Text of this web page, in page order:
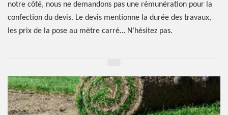
notre côté, nous ne demandons pas une rémunération pour la
confection du devis. Le devis mentionne la durée des travaux,
les prix de la pose au mètre carré… N’hésitez pas.